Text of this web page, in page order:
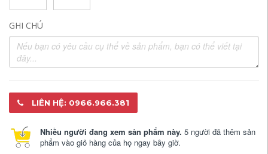
GHI CHÚ
LIÊN HỆ: 0966.966.381
Nhiều người đang xem sản phẩm này. 5 người đã thêm sản
phẩm vào giỏ hàng của họ ngay bây giờ.